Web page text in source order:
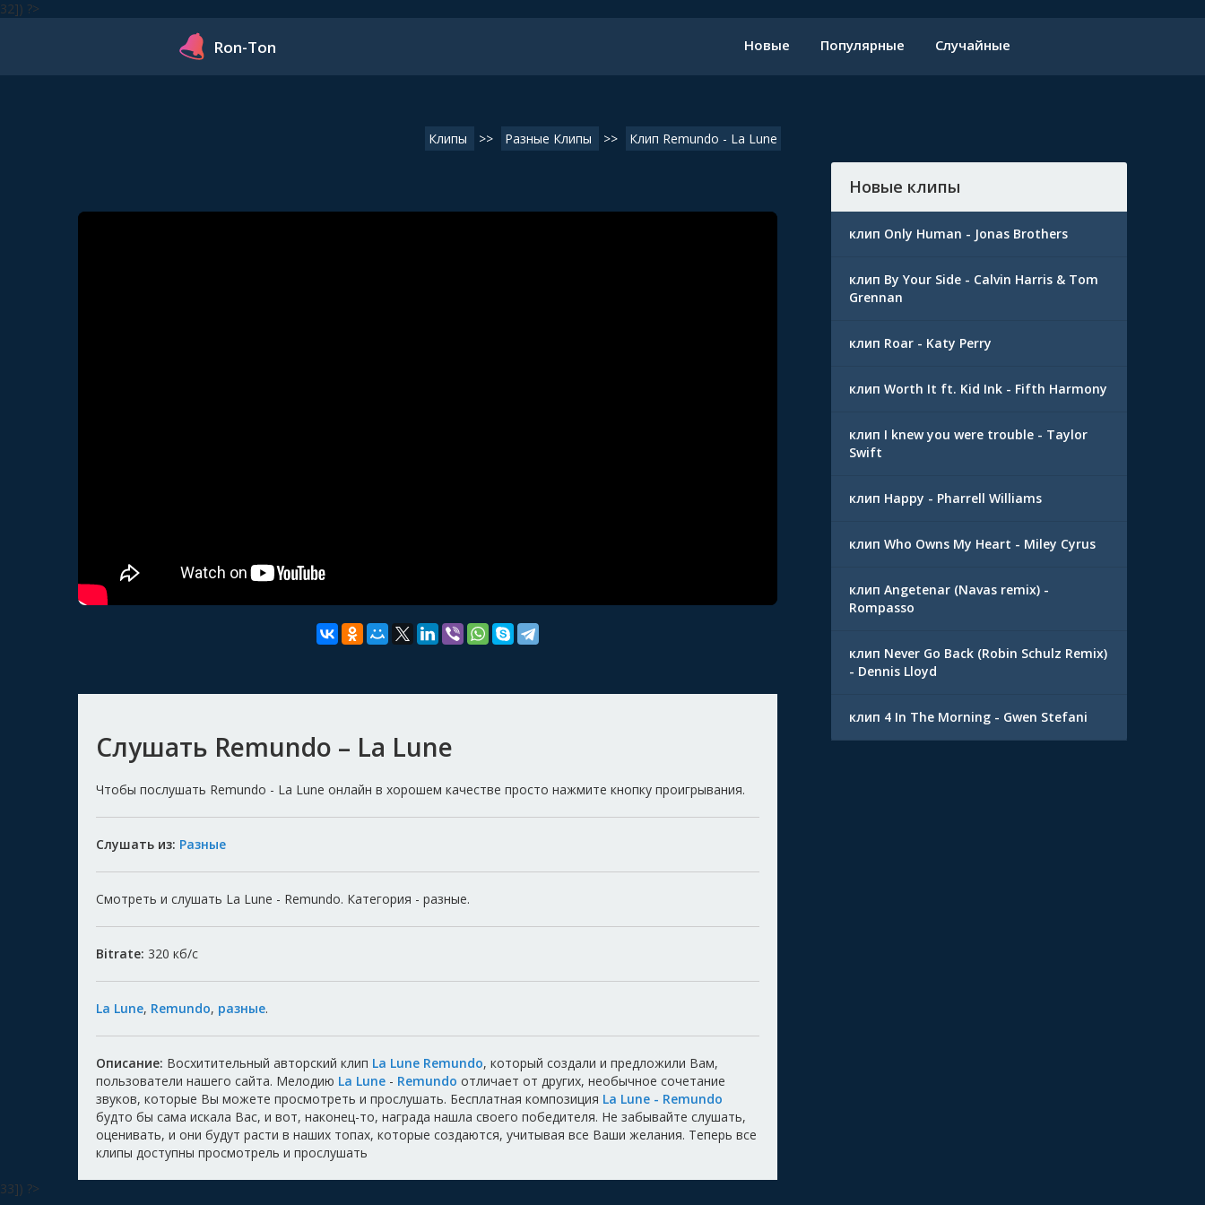
32]) ?>
Ron-Ton Новые Популярные Случайные
Клипы >> Разные Клипы >> Клип Remundo - La Lune
Слушать Remundo – La Lune
Чтобы послушать Remundo - La Lune онлайн в хорошем качестве просто нажмите кнопку проигрывания.
Слушать из: Разные
Смотреть и слушать La Lune - Remundo. Категория - разные.
Bitrate: 320 кб/с
La Lune, Remundo, разные.
Описание: Восхитительный авторский клип La Lune Remundo, который создали и предложили Вам,
пользователи нашего сайта. Мелодию La Lune - Remundo отличает от других, необычное сочетание
звуков, которые Вы можете просмотреть и прослушать. Бесплатная композиция La Lune - Remundo
будто бы сама искала Вас, и вот, наконец-то, награда нашла своего победителя. Не забывайте слушать,
оценивать, и они будут расти в наших топах, которые создаются, учитывая все Ваши желания. Теперь все
клипы доступны просмотрель и прослушать
Новые клипы
клип Only Human - Jonas Brothers
клип By Your Side - Calvin Harris & Tom
Grennan
клип Roar - Katy Perry
клип Worth It ft. Kid Ink - Fifth Harmony
клип I knew you were trouble - Taylor
Swift
клип Happy - Pharrell Williams
клип Who Owns My Heart - Miley Cyrus
клип Angetenar (Navas remix) -
Rompasso
клип Never Go Back (Robin Schulz Remix)
- Dennis Lloyd
клип 4 In The Morning - Gwen Stefani
33]) ?>